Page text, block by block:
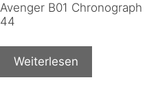
Avenger B01 Chronograph
44
Weiterlesen